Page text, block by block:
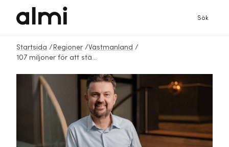
Sök
Startsida / Regioner /Västmanland /
107 miljoner för att stärka små och medelstora företag